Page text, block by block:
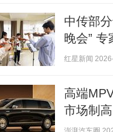
中传部
晚会” 专
红星新闻
高端
市场制